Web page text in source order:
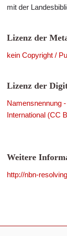
mit der
Lizenz der
kein Copyright /
Lizenz der
Namensnennung
International (CC
Weitere
http://nbn-